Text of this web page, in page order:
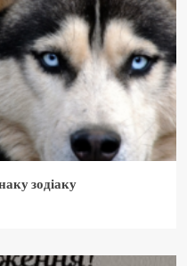
зодіаку